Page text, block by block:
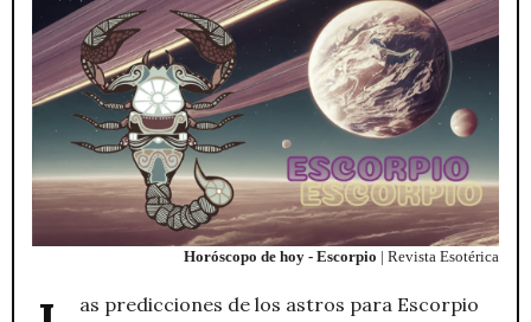
Horóscopo de hoy - Escorpio | Revista Esotérica